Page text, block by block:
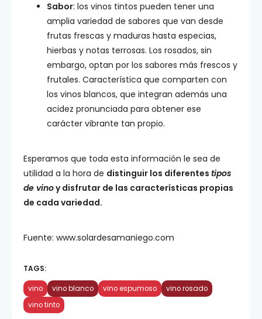
Sabor: los vinos tintos pueden tener una
amplia variedad de sabores que van desde
frutas frescas y maduras hasta especias,
hierbas y notas terrosas. Los rosados, sin
embargo, optan por los sabores más frescos y
frutales. Característica que comparten con
los vinos blancos, que integran además una
acidez pronunciada para obtener ese
carácter vibrante tan propio.
Esperamos que toda esta información le sea de
utilidad a la hora de distinguir los diferentes tipos
de vinoy disfrutar de las características propias
de cada variedad.
Fuente: www.solardesamaniego.com
TAGS:
vino vino blanco vino espumoso
vino rosado
vino tinto